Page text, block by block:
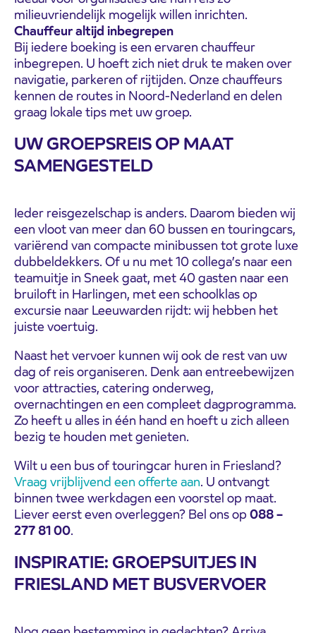
milieuvriendelijk mogelijk willen inrichten.
Chauffeur altijd inbegrepen
Bij iedere boeking is een ervaren chauffeur
inbegrepen. U hoeft zich niet druk te maken over
navigatie, parkeren of rijtijden. Onze chauffeurs
kennen de routes in Noord-Nederland en delen
graag lokale tips met uw groep.
UW GROEPSREIS OP MAAT
SAMENGESTELD
Ieder reisgezelschap is anders. Daarom bieden wij
een vloot van meer dan 60 bussen en touringcars,
variërend van compacte minibussen tot grote luxe
dubbeldekkers. Of u nu met 10 collega’s naar een
teamuitje in Sneek gaat, met 40 gasten naar een
bruiloft in Harlingen, met een schoolklas op
excursie naar Leeuwarden rijdt: wij hebben het
juiste voertuig.
Naast het vervoer kunnen wij ook de rest van uw
dag of reis organiseren. Denk aan entreebewijzen
voor attracties, catering onderweg,
overnachtingen en een compleet dagprogramma.
Zo heeft u alles in één hand en hoeft u zich alleen
bezig te houden met genieten.
Wilt u een bus of touringcar huren in Friesland?
Vraag vrijblijvend een offerte aan. U ontvangt
binnen twee werkdagen een voorstel op maat.
Liever eerst even overleggen? Bel ons op 088 –
277 81 00.
INSPIRATIE: GROEPSUITJES IN
FRIESLAND MET BUSVERVOER